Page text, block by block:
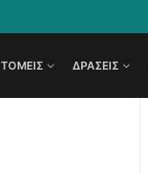
ΤΟΜΕΊΣ ΔΡΆΣΕΙΣ